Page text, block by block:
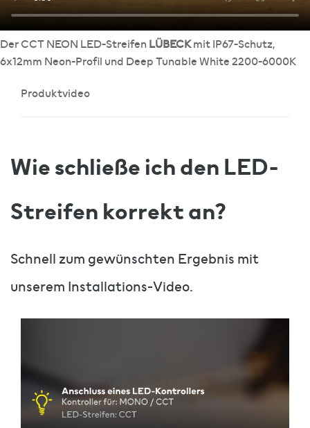
Der CCT NEON LED-Streifen LÜBECKmit IP67-Schutz,
6x12mm Neon-Profil und Deep Tunable White 2200-6000K
Produktvideo
Wie schließe ich den LED-
Streifen korrekt an?
Schnell zum gewünschten Ergebnis mit
unserem Installations-Video.